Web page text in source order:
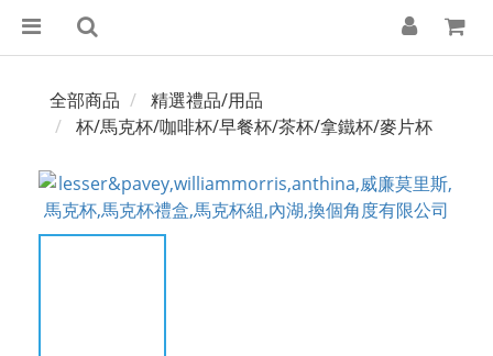
全部商品
精選禮品/用品
杯/馬克杯/咖啡杯/早餐杯/茶杯/拿鐵杯/麥片杯